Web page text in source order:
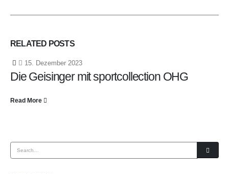
RELATED POSTS
15. Dezember 2023
Die Geisinger mit sportcollection OHG
Read More